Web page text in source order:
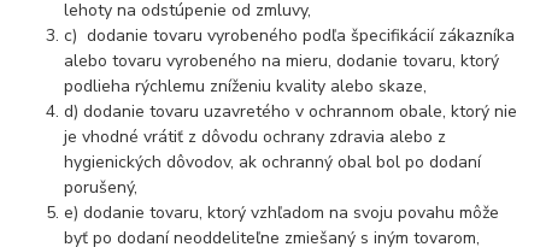
lehoty na odstúpenie od zmluvy,
c) dodanie tovaru vyrobeného podľa špecifikácií zákazníka
alebo tovaru vyrobeného na mieru, dodanie tovaru, ktorý
podlieha rýchlemu zníženiu kvality alebo skaze,
d) dodanie tovaru uzavretého v ochrannom obale, ktorý nie
je vhodné vrátiť z dôvodu ochrany zdravia alebo z
hygienických dôvodov, ak ochranný obal bol po dodaní
porušený,
e) dodanie tovaru, ktorý vzhľadom na svoju povahu môže
byť po dodaní neoddeliteľne zmiešaný s iným tovarom,